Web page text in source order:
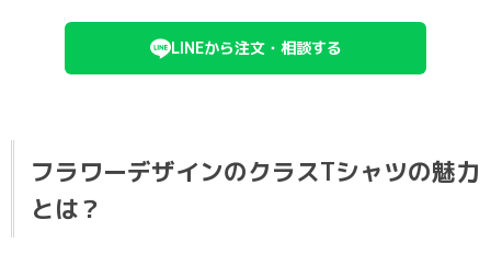
LINEから注文・相談する
フラワーデザインのクラスTシャツの魅力
とは？